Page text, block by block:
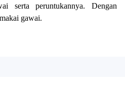
serta peruntukannya. Dengan
gawai.